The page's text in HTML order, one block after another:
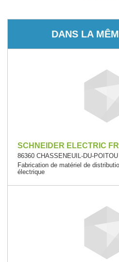
DANS LA
SCHNEIDER ELECTRIC
86360 CHASSENEUIL-DU-
Fabrication de matériel de
électrique